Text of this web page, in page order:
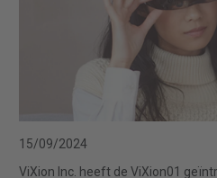
15/09/2024
ViXion Inc. heeft de ViXion01